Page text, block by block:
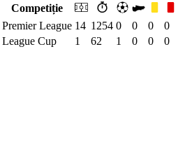
Competiție
Premier League 14 1254 0 0 0
0
League Cup 1 62 1 0 0
0